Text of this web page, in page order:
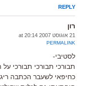
REPLY
רון
21 אוגוסט 2007 at 20:14
PERMALINK
לסטיבי-
תבורכי תבורכי תבורכי
כחיפאי לשעבר הכתבה